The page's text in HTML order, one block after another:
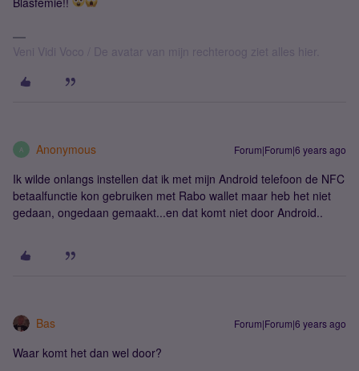
Veni Vidi Voco / De avatar van mijn rechteroog ziet alles hier.
A Anonymous Forum|Forum|6 years ago
Ik wilde onlangs instellen dat ik met mijn Android telefoon de NFC
betaalfunctie kon gebruiken met Rabo wallet maar heb het niet
gedaan, ongedaan gemaakt...en dat komt niet door Android..
Bas Forum|Forum|6 years ago
Waar komt het dan wel door?